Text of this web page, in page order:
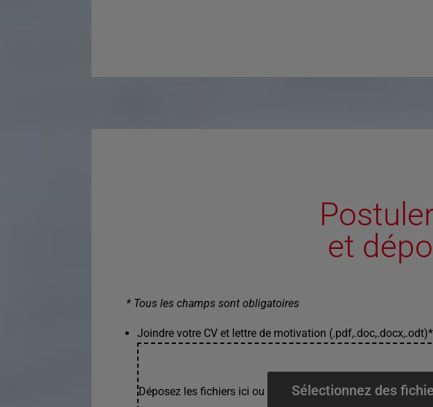
et
* Tous les champs sont obligatoires
Joindre votre CV et lettre de motivation (.pdf,.doc,.docx,.odt)*
Déposez les fichiers ici ou Sélectionnez des